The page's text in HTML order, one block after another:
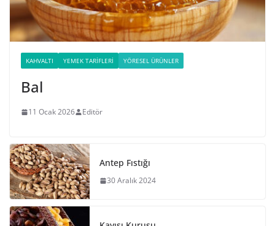
KAHVALTI YEMEK TARIFLERI YÖRESEL ÜRÜNLER
Bal
11 Ocak 2026 Editör
Antep Fıstığı
30 Aralık 2024